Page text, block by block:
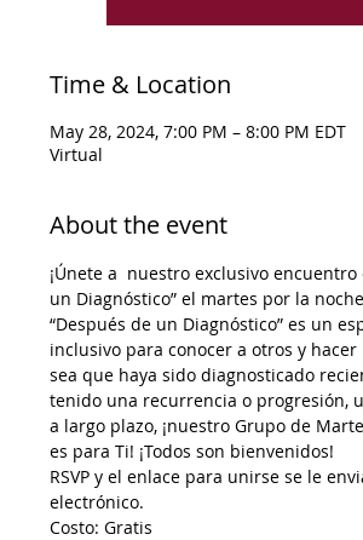
Time & Location
May 28, 2024, 7:00 PM – 8:00 PM EDT
Virtual
About the event
¡Únete a  nuestro exclusivo encuentro
un Diagnóstico” el martes por la
“Después de un Diagnóstico” es un
inclusivo para conocer a otros y hacer
sea que haya sido diagnosticado
tenido una recurrencia o progresión,
a largo plazo, ¡nuestro Grupo de
es para Ti! ¡Todos son bienvenidos!
RSVP y el enlace para unirse se le
electrónico.
Costo: Gratis